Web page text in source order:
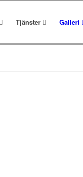
Tjänster Galleri